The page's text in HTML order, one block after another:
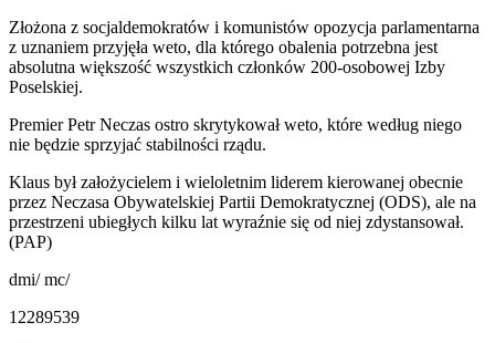
Złożona z socjaldemokratów i komunistów opozycja parlamentarna
z uznaniem przyjęła weto, dla którego obalenia potrzebna jest
absolutna większość wszystkich członków 200-osobowej Izby
Poselskiej.
Premier Petr Neczas ostro skrytykował weto, które według niego
nie będzie sprzyjać stabilności rządu.
Klaus był założycielem i wieloletnim liderem kierowanej obecnie
przez Neczasa Obywatelskiej Partii Demokratycznej (ODS), ale na
przestrzeni ubiegłych kilku lat wyraźnie się od niej zdystansował.
(PAP)
dmi/ mc/
12289539